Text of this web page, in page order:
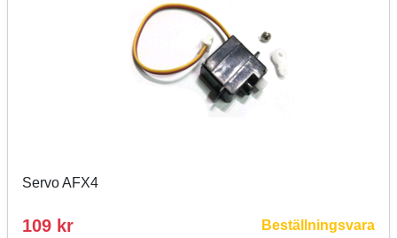
Servo AFX4
109 kr Beställningsvara